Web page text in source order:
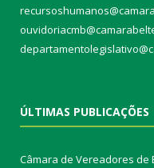
ÚLTIMAS PUBLICAÇÕES
Câmara de Vereadores de